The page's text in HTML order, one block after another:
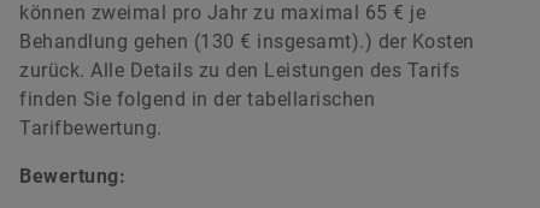
können zweimal pro Jahr zu maximal 65 € je
Behandlung gehen (130 € insgesamt).) der Kosten
zurück. Alle Details zu den Leistungen des Tarifs
finden Sie folgend in der tabellarischen
Tarifbewertung.
Bewertung: